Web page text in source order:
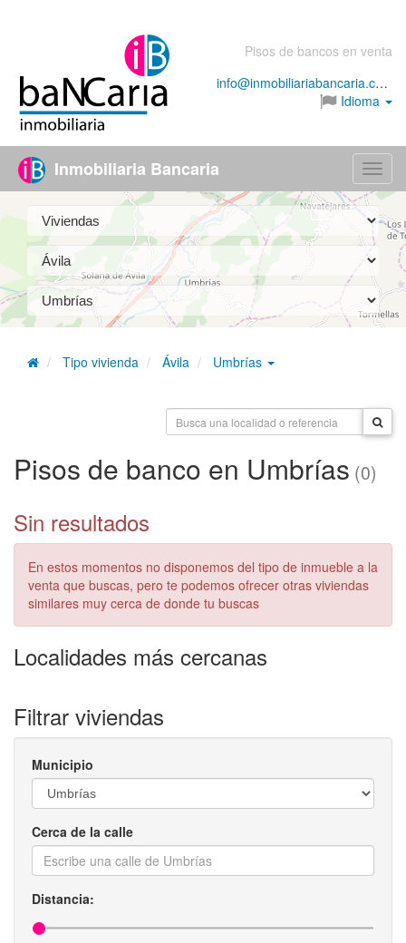
Pisos de bancos en venta
info@inmobiliariabancaria.com
Idioma
Menú
Inmobiliaria Bancaria
Tipo vivienda Ávila Umbrías
Pisos de banco en Umbrías (0)
Sin resultados
En estos momentos no disponemos del tipo de inmueble a la
venta que buscas, pero te podemos ofrecer otras viviendas
similares muy cerca de donde tu buscas
Localidades más cercanas
Filtrar viviendas
Municipio
Cerca de la calle
Distancia: